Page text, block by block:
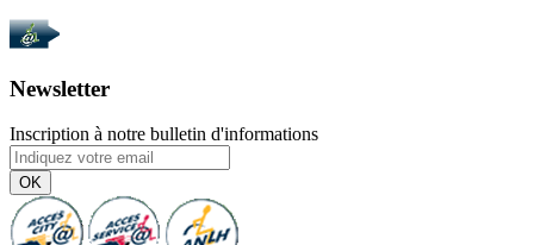
Newsletter
Inscription à notre bulletin d'informations
OK